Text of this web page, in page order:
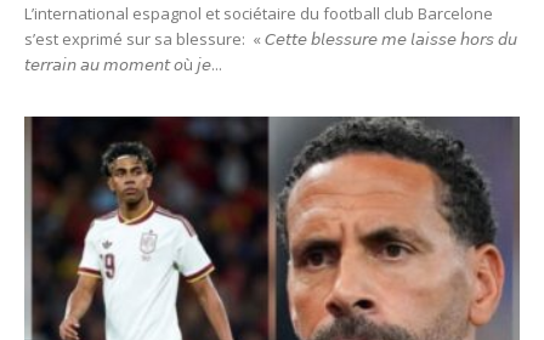
L’international espagnol et sociétaire du football club Barcelone
s’est exprimé sur sa blessure: « 𝘊𝘦𝘵𝘵𝘦 𝘣𝘭𝘦𝘴𝘴𝘶𝘳𝘦 𝘮𝘦 𝘭𝘢𝘪𝘴𝘴𝘦 𝘩𝘰𝘳𝘴 𝘥𝘶
𝘵𝘦𝘳𝘳𝘢𝘪𝘯 𝘢𝘶 𝘮𝘰𝘮𝘦𝘯𝘵 𝘰ù 𝘫𝘦...